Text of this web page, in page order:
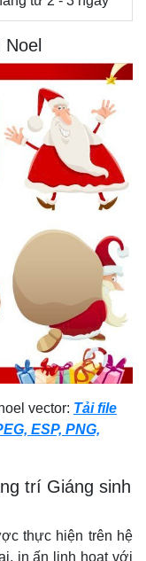
Noel
vector: Tải file
ESP, PNG,
trí Giáng sinh
thực hiện trên hệ
in ấn linh hoạt với